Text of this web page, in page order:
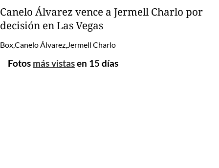
Canelo Álvarez vence a Jermell Charlo por
decisión en Las Vegas
Box,Canelo Álvarez,Jermell Charlo
Fotos más vistasen 15 días